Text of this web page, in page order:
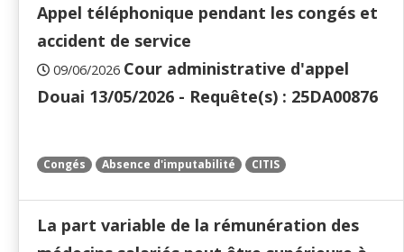
Appel téléphonique pendant les congés et
accident de service
09/06/2026 Cour administrative d'appel
Douai 13/05/2026 - Requête(s) : 25DA00876
Congés Absence d'imputabilité CITIS
La part variable de la rémunération des